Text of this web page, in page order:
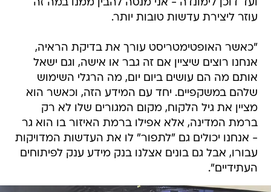
ועד דוכן לימונדה - אני מנסה להבין ממנו במה זה
עוזר ליצירת עדשות טובות יותר.
"כאשר האופטימטריסט עורך את בדיקת הראיה,
אנחנו רוצים שיציין אם זה גבר או אישה, וגם ישאל
אותם מה הם עושים ביום יום, מה הרגלי השימוש
שלהם במשקפיים. יחד עם המידע הזה, וכאשר הוא
מציין את גיל הלקוח, מקום המגורים שלו לא רק
ברמת המדינה, אלא אפילו ברמת האיזור בו הוא גר
- אנחנו יכולים גם "לתפור" לו את העדשות המדויקות
עבורו, אבל גם בונים אצלנו בנק מידע ענק לפיתוחים
העתידיים".